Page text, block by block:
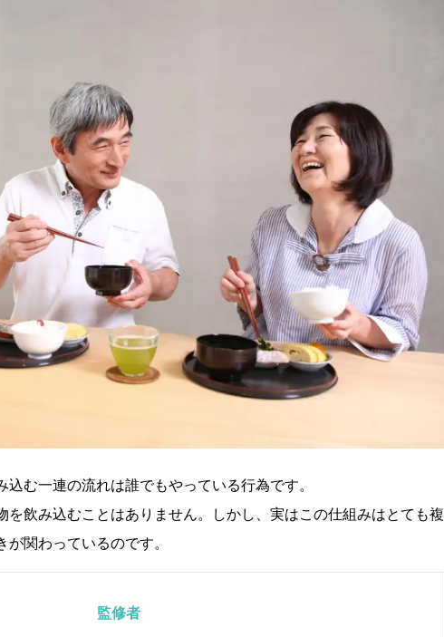
む一連の流れは誰でもやっている行為です。
を飲み込むことはありません。しかし、実はこの仕組みはとても複
関わっているのです。
監修者